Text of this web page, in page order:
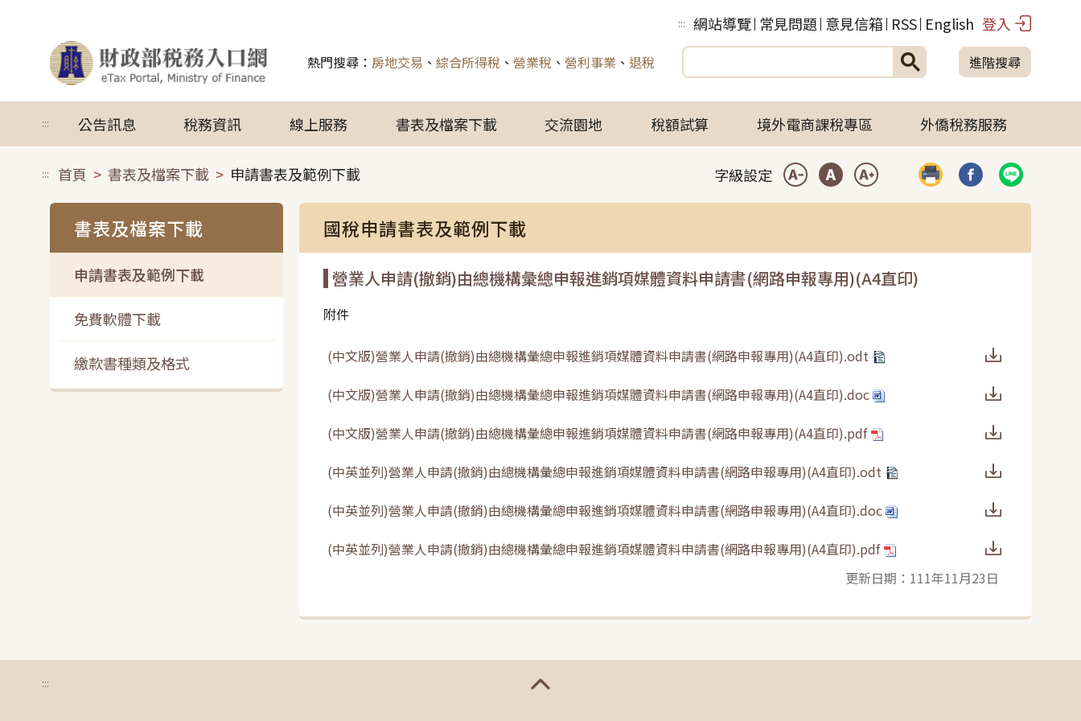
::: 網站導覽 常見問題 意見信箱 RSS English 登入
熱門搜尋： 房地交易 、 綜合所得稅 、 營業稅 、 營利事業 、 退稅 進階搜尋
::: 公告訊息 稅務資訊 線上服務 書表及檔案下載 交流園地 稅額試算 境外電商課稅專區 外僑稅務服務
::: 首頁 書表及檔案下載 申請書表及範例下載 字級設定
小型字中型字大型字 列印 分享到臉書(開啟
分享到
書表及檔案下載
申請書表及範例下載
免費軟體下載
繳款書種類及格式
國稅申請書表及範例下載
營業人申請(撤銷)由總機構彙總申報進銷項媒體資料申請書(網路申報專用)(A4直印)
附件
(中文版)營業人申請(撤銷)由總機構彙總申報進銷項媒體資料申請書(網路申報專用)(A4直印).odt
(中文版)營業人申請(撤銷)由總機構彙總申報進銷項媒體資料申請書(網路申報專用)(A4直印).doc
(中文版)營業人申請(撤銷)由總機構彙總申報進銷項媒體資料申請書(網路申報專用)(A4直印).pdf
(中英並列)營業人申請(撤銷)由總機構彙總申報進銷項媒體資料申請書(網路申報專用)(A4直印).odt
(中英並列)營業人申請(撤銷)由總機構彙總申報進銷項媒體資料申請書(網路申報專用)(A4直印).doc
(中英並列)營業人申請(撤銷)由總機構彙總申報進銷項媒體資料申請書(網路申報專用)(A4直印).pdf
更新日期：111年11月23日
:::